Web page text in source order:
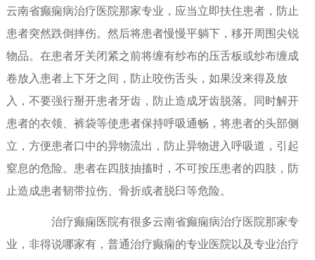
云南省癫痫病治疗医院那家专业，应当立即扶住患者，防止
患者突然跌倒摔伤。然后将患者慢慢平躺下，移开周围尖锐
物品。在患者牙关闭紧之前将缠有纱布的压舌板或纱布缠成
卷放入患者上下牙之间，防止咬伤舌头，如果没来得及放
入，不要强行掰开患者牙齿，防止造成牙齿脱落。同时解开
患者的衣领、裤袋等使患者保持呼吸通畅，将患者的头部侧
立，方便患者口中的异物流出，防止异物进入呼吸道，引起
窒息的危险。患者在四肢抽搐时，不可按压患者的四肢，防
止造成患者韧带拉伤、骨折或者脱臼等危险。
治疗癫痫医院有很多云南省癫痫病治疗医院那家专
业，非得说哪家有，普通治疗癫痫的专业医院以及专业治疗